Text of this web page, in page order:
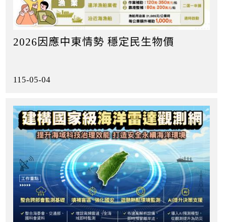
2026因應中東情勢 穩定民生物價
115-05-04